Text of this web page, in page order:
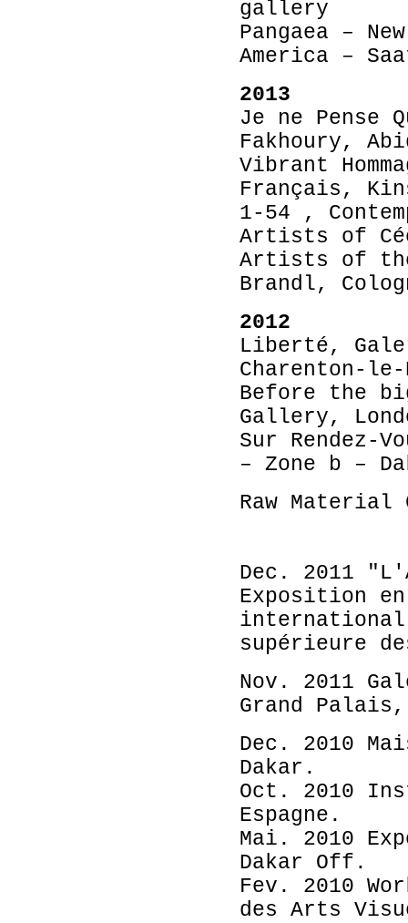
gallery
Pangaea –
America –
2013
Je ne Pense
Fakhoury,
Vibrant
Français,
1-54 ,
Artists of
Artists of
Brandl,
2012
Liberté,
Charenton-
Before the
Gallery,
Sur
– Zone b –
Raw Material
Dec. 2011
Exposition
international
supérieure
Nov. 2011
Grand
Dec. 2010
Dakar.
Oct. 2010
Espagne.
Mai. 2010
Dakar Off.
Fev. 2010
des Arts